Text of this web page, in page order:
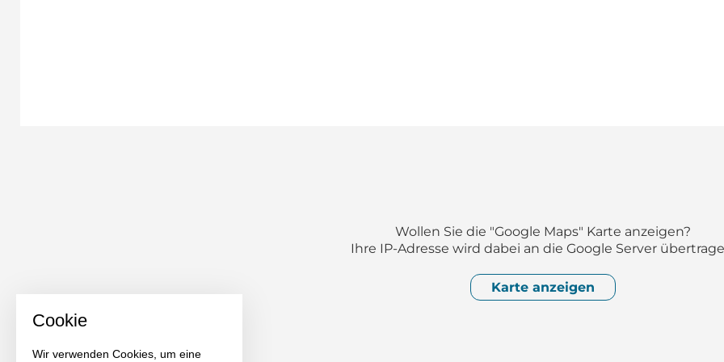
Wollen Sie die "Google Maps" Karte anzeigen?
Ihre IP-Adresse wird dabei an die Google Server
Karte anzeigen
Cookie
Wir verwenden Cookies, um eine